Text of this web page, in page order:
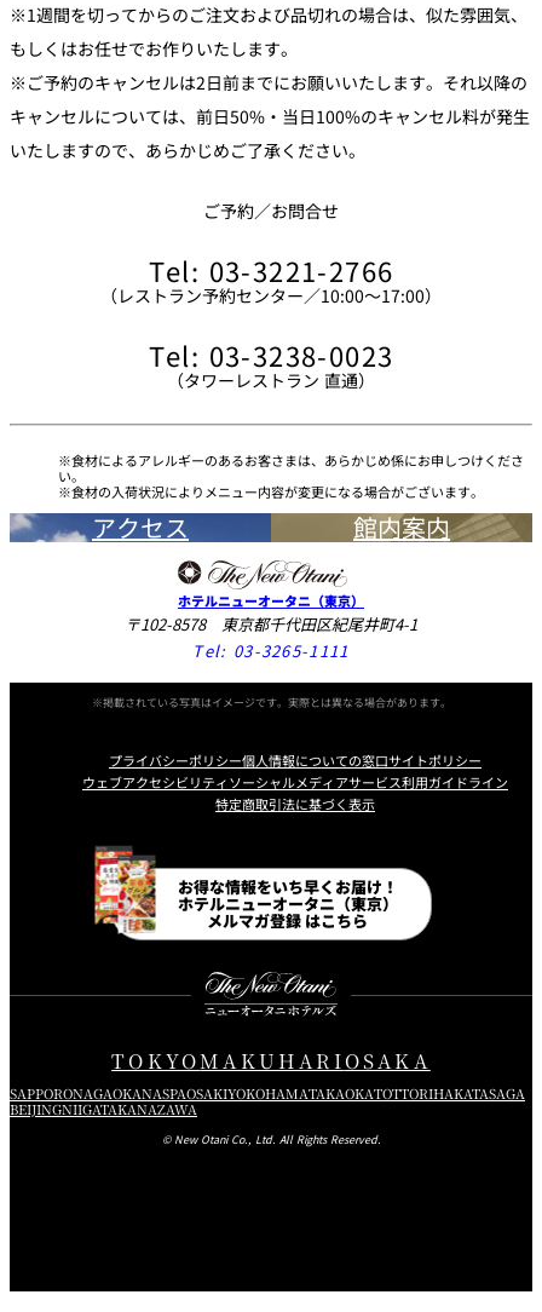
※1週間を切ってからのご注文および品切れの場合は、似た雰囲気、
もしくはお任せでお作りいたします。
※ご予約のキャンセルは2日前までにお願いいたします。それ以降の
キャンセルについては、前日50%・当日100%のキャンセル料が発生
いたしますので、あらかじめご了承ください。
ご予約／お問合せ
Tel: 03-3221-2766
（レストラン予約センター／10:00～17:00）
Tel: 03-3238-0023
（タワーレストラン 直通）
食材によるアレルギーのあるお客さまは、あらかじめ係にお申しつけくださ
い。
食材の入荷状況によりメニュー内容が変更になる場合がございます。
アクセス 館内案内
ホテルニューオータニ（東京）
〒102-8578 東京都千代田区紀尾井町4-1
Tel: 03-3265-1111
※掲載されている写真はイメージです。実際とは異なる場合があります。
プライバシーポリシー個人情報についての窓口サイトポリシー
ウェブアクセシビリティソーシャルメディアサービス利用ガイドライン
特定商取引法に基づく表示
お得な情報をいち早くお届け！
ホテルニューオータニ（東京）
メルマガ登録 はこちら
TOKYOMAKUHARIOSAKA
SAPPORONAGAOKANASPAOSAKIYOKOHAMATAKAOKATOTTORIHAKATASAGA
BEIJINGNIIGATAKANAZAWA
© New Otani Co., Ltd. All Rights Reserved.